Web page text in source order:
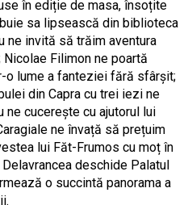
în ediție de masa, însoțite
sa lipsească din biblioteca
ne invită să trăim aventura
Filimon ne poartă
o lume a fanteziei fără sfârșit;
din Capra cu trei iezi ne
ne cucerește cu ajutorul lui
ne învață să prețuim
lui Făt-Frumos cu moț în
deschide Palatul
o succintă panorama a